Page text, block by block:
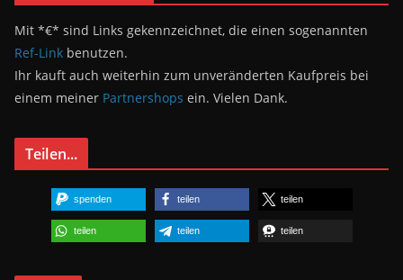
Mit *€* sind Links gekennzeichnet, die einen sogenannten
Ref-Link benutzen.
Ihr kauft auch weiterhin zum unveränderten Kaufpreis bei
einem meiner Partnershops ein. Vielen Dank.
Teilen...
spenden teilen teilen
teilen teilen teilen